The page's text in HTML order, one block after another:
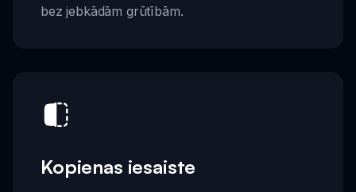
bez jebkādām grūtībām.
Kopienas iesaiste